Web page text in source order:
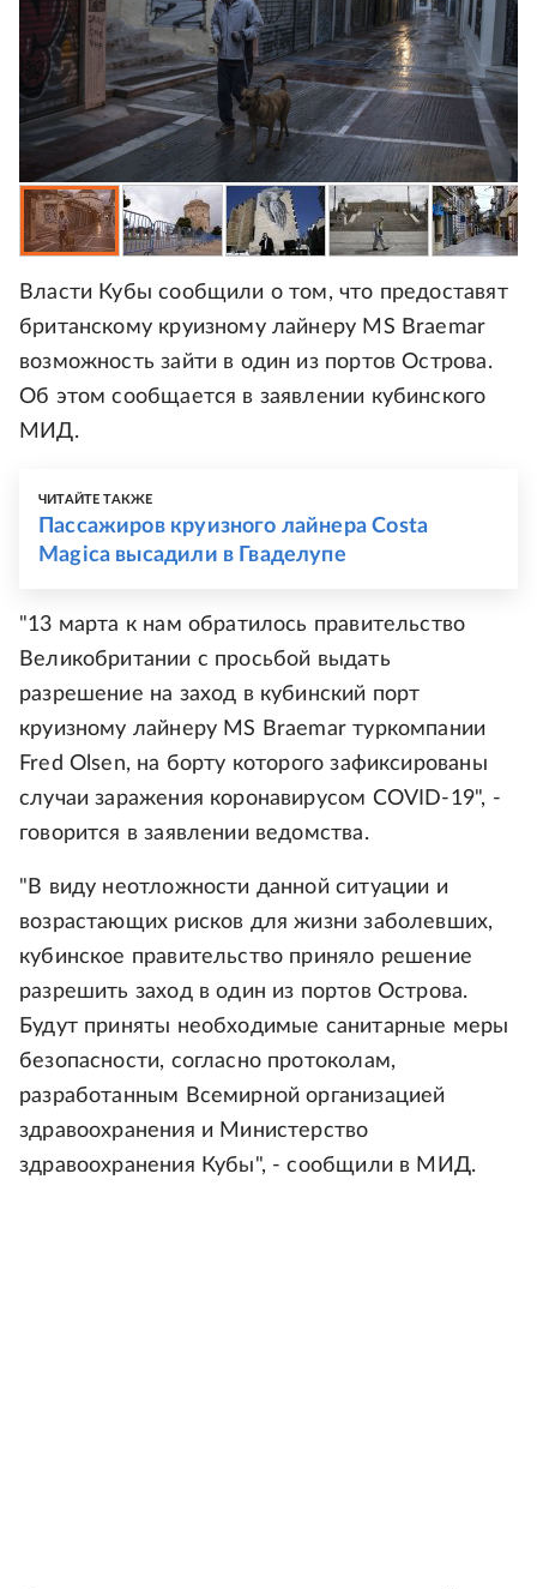
Власти Кубы сообщили о том, что предоставят
британскому круизному лайнеру MS Braemar
возможность зайти в один из портов Острова.
Об этом сообщается в заявлении кубинского
МИД.
ЧИТАЙТЕ ТАКЖЕ
Пассажиров круизного лайнера Costa
Magica высадили в Гваделупе
"13 марта к нам обратилось правительство
Великобритании с просьбой выдать
разрешение на заход в кубинский порт
круизному лайнеру MS Braemar туркомпании
Fred Olsen, на борту которого зафиксированы
случаи заражения коронавирусом COVID-19", -
говорится в заявлении ведомства.
"В виду неотложности данной ситуации и
возрастающих рисков для жизни заболевших,
кубинское правительство приняло решение
разрешить заход в один из портов Острова.
Будут приняты необходимые санитарные меры
безопасности, согласно протоколам,
разработанным Всемирной организацией
здравоохранения и Министерство
здравоохранения Кубы", - сообщили в МИД.